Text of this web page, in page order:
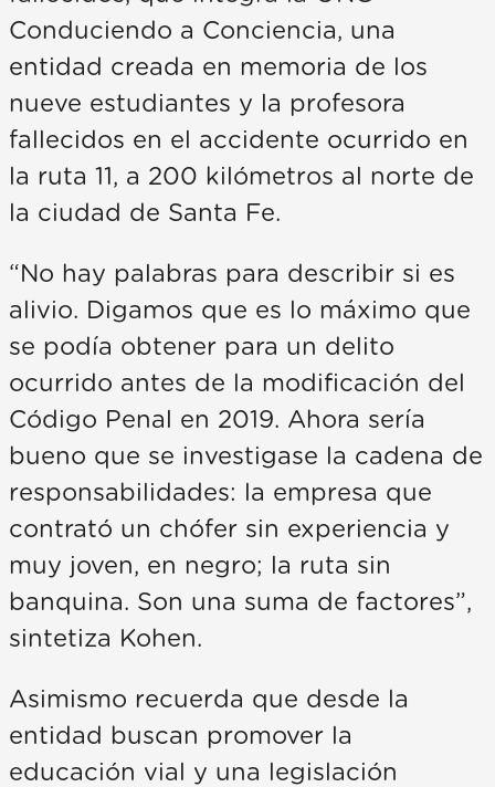
Conduciendo a Conciencia, una
entidad creada en memoria de los
nueve estudiantes y la profesora
fallecidos en el accidente ocurrido en
la ruta 11, a 200 kilómetros al norte de
la ciudad de Santa Fe.
“No hay palabras para describir si es
alivio. Digamos que es lo máximo que
se podía obtener para un delito
ocurrido antes de la modificación del
Código Penal en 2019. Ahora sería
bueno que se investigase la cadena de
responsabilidades: la empresa que
contrató un chófer sin experiencia y
muy joven, en negro; la ruta sin
banquina. Son una suma de factores”,
sintetiza Kohen.
Asimismo recuerda que desde la
entidad buscan promover la
educación vial y una legislación